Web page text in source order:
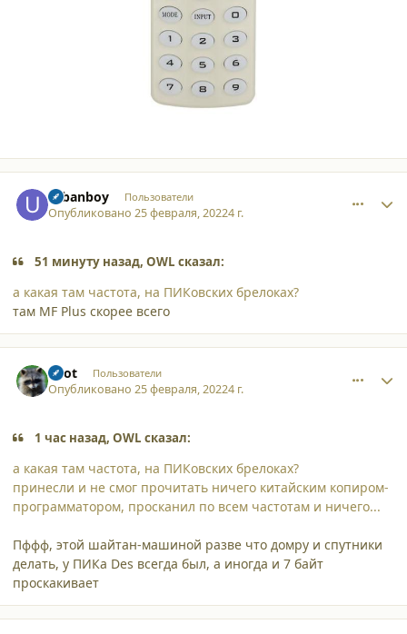
urbanboy Пользователи
Опубликовано25 февраля, 20224 г.
51 минуту назад, OWL сказал:
а какая там частота, на ПИКовских брелоках?
там MF Plus скорее всего
Enot Пользователи
Опубликовано25 февраля, 20224 г.
1 час назад, OWL сказал:
а какая там частота, на ПИКовских брелоках?
принесли и не смог прочитать ничего китайским копиром-
программатором, просканил по всем частотам и ничего...
Пффф, этой шайтан-машиной разве что домру и спутники
делать, у ПИКа Des всегда был, а иногда и 7 байт
проскакивает